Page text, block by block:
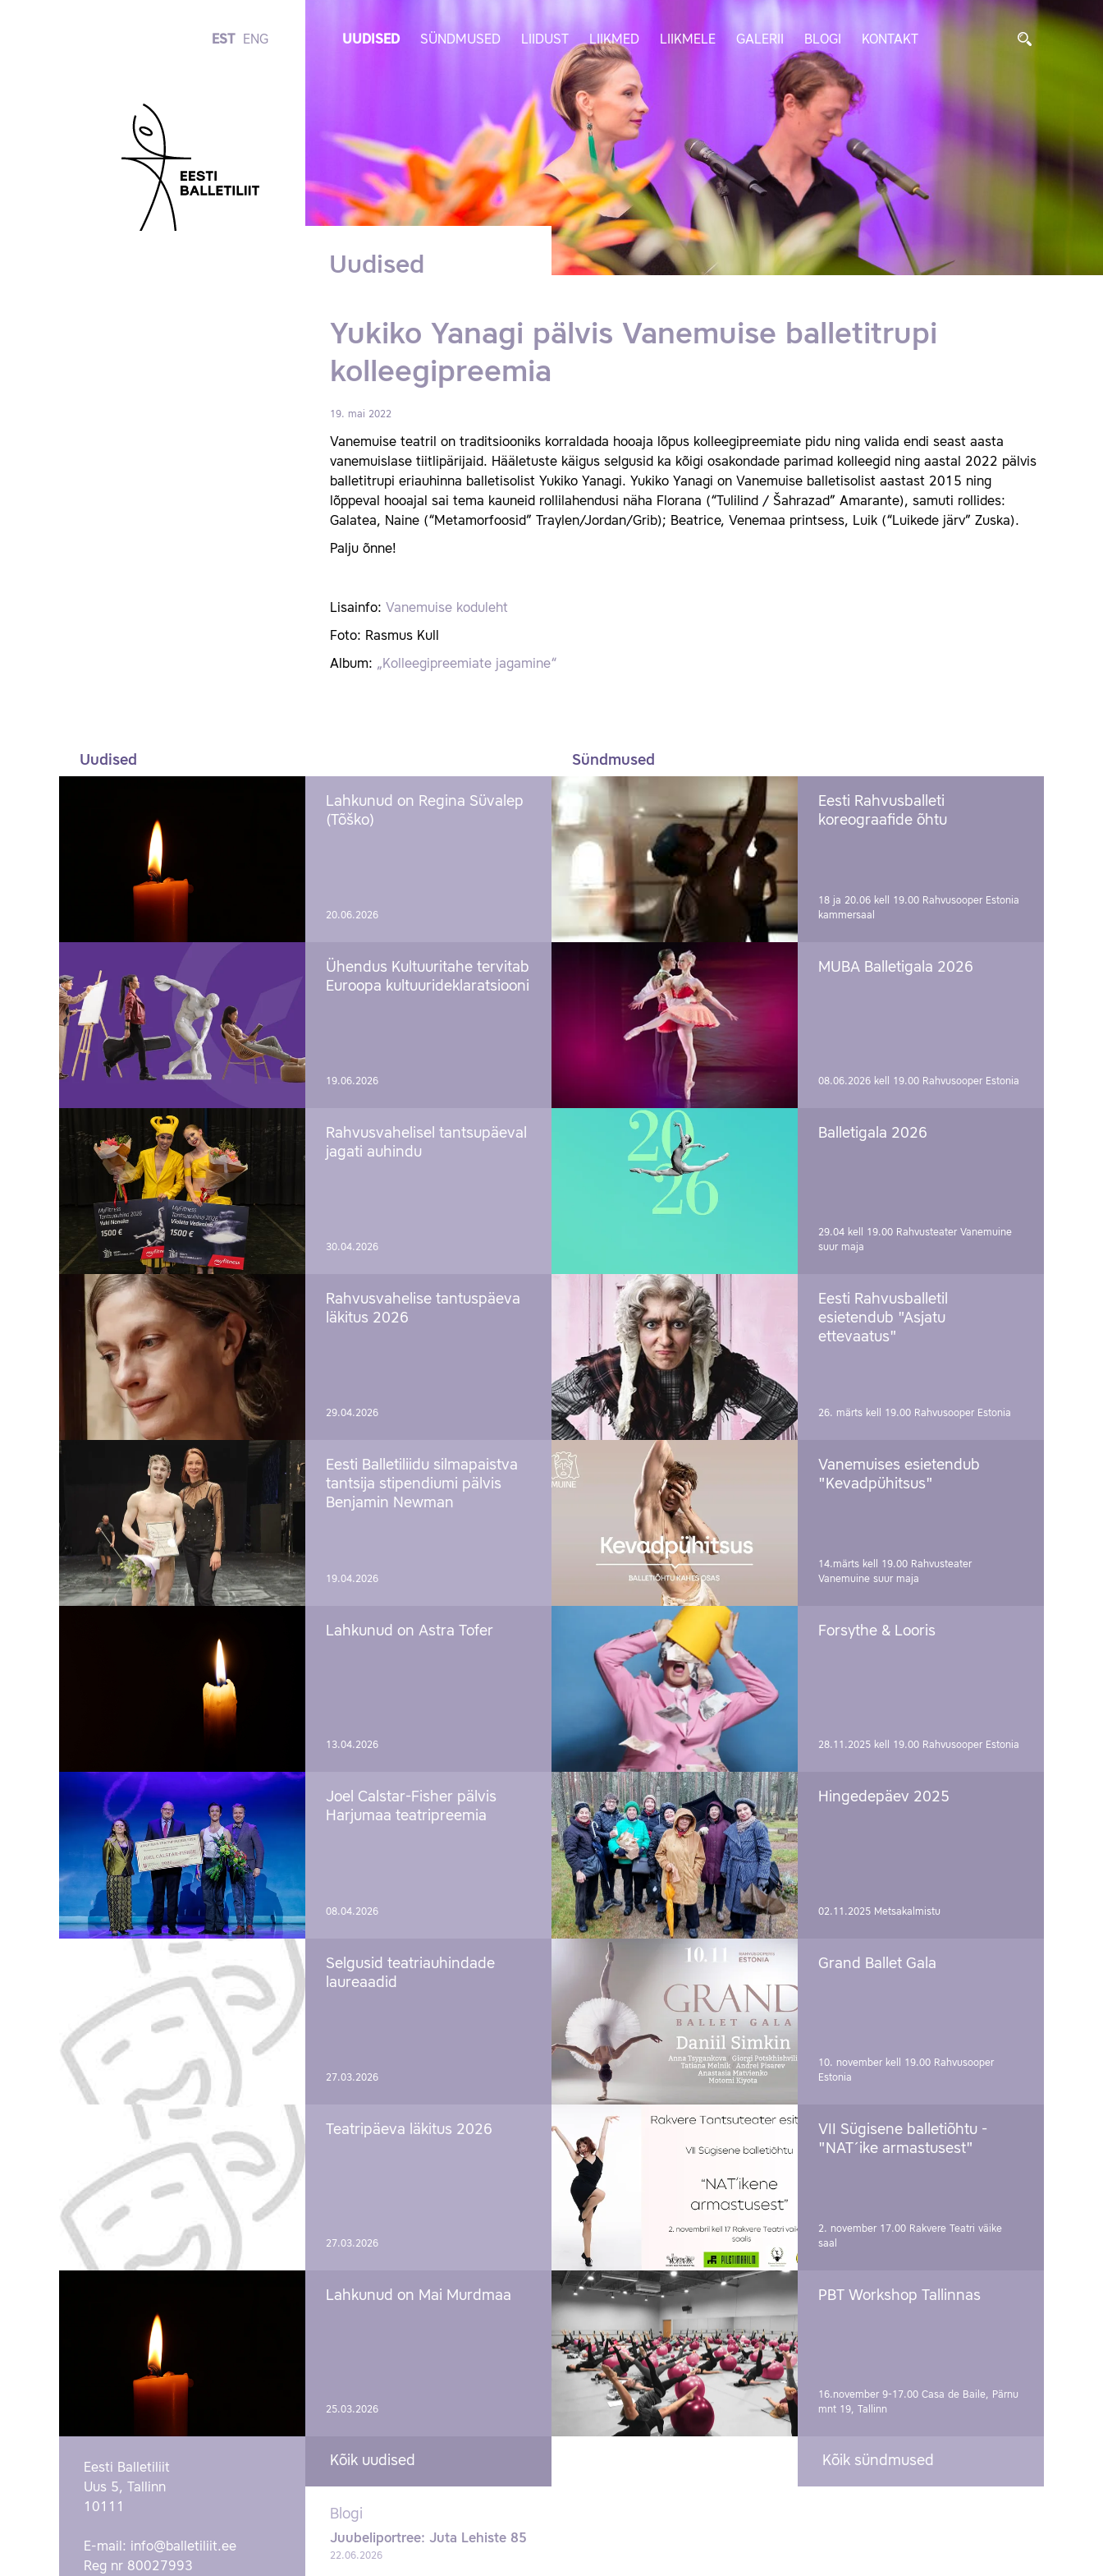
EST ENG UUDISED SÜNDMUSED LIIDUST LIIKMED LIIKMELE GALERII BLOGI KONTAKT
Uudised
Yukiko Yanagi pälvis Vanemuise balletitrupi
kolleegipreemia
19. mai 2022
Vanemuise teatril on traditsiooniks korraldada hooaja lõpus kolleegipreemiate pidu ning valida endi seast aasta
vanemuislase tiitlipärijaid. Hääletuste käigus selgusid ka kõigi osakondade parimad kolleegid ning aastal 2022 pälvis
balletitrupi eriauhinna balletisolist Yukiko Yanagi. Yukiko Yanagi on Vanemuise balletisolist aastast 2015 ning
lõppeval hooajal sai tema kauneid rollilahendusi näha Florana (“Tulilind / Šahrazad” Amarante), samuti rollides:
Galatea, Naine (“Metamorfoosid” Traylen/Jordan/Grib); Beatrice, Venemaa printsess, Luik (“Luikede järv” Zuska).
Palju õnne!
Lisainfo: Vanemuise koduleht
Foto: Rasmus Kull
Album: „Kolleegipreemiate jagamine“
Uudised
Lahkunud on Regina Süvalep
(Tõško)
20.06.2026
Ühendus Kultuuritahe tervitab
Euroopa kultuurideklaratsiooni
19.06.2026
Rahvusvahelisel tantsupäeval
jagati auhindu
30.04.2026
Rahvusvahelise tantuspäeva
läkitus 2026
29.04.2026
Eesti Balletiliidu silmapaistva
tantsija stipendiumi pälvis
Benjamin Newman
19.04.2026
Lahkunud on Astra Tofer
13.04.2026
Joel Calstar-Fisher pälvis
Harjumaa teatripreemia
08.04.2026
Selgusid teatriauhindade
laureaadid
27.03.2026
Teatripäeva läkitus 2026
27.03.2026
Lahkunud on Mai Murdmaa
25.03.2026
Kõik uudised
Sündmused
Eesti Rahvusballeti
koreograafide õhtu
18 ja 20.06 kell 19.00 Rahvusooper Estonia
kammersaal
MUBA Balletigala 2026
08.06.2026 kell 19.00 Rahvusooper Estonia
Balletigala 2026
29.04 kell 19.00 Rahvusteater Vanemuine
suur maja
Eesti Rahvusballetil
esietendub "Asjatu
ettevaatus"
26. märts kell 19.00 Rahvusooper Estonia
Vanemuises esietendub
"Kevadpühitsus"
14.märts kell 19.00 Rahvusteater
Vanemuine suur maja
Forsythe & Looris
28.11.2025 kell 19.00 Rahvusooper Estonia
Hingedepäev 2025
02.11.2025 Metsakalmistu
Grand Ballet Gala
10. november kell 19.00 Rahvusooper
Estonia
VII Sügisene balletiõhtu -
"NAT´ike armastusest"
2. november 17.00 Rakvere Teatri väike
saal
PBT Workshop Tallinnas
16.november 9-17.00 Casa de Baile, Pärnu
mnt 19, Tallinn
Kõik sündmused
Eesti Balletiliit
Uus 5, Tallinn
10111
E-mail: info@balletiliit.ee
Reg nr 80027993
Blogi
Juubeliportree: Juta Lehiste 85
22.06.2026